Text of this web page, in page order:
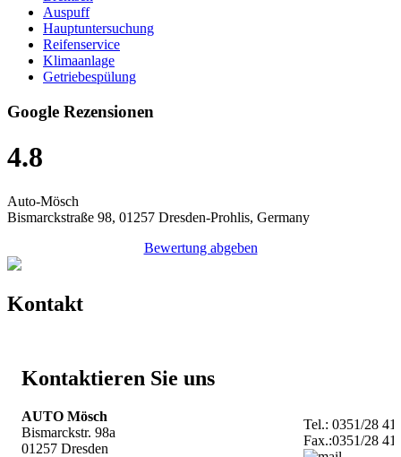
Auspuff
Hauptuntersuchung
Reifenservice
Klimaanlage
Getriebespülung
Google Rezensionen
4.8
Auto-Mösch
Bismarckstraße 98, 01257 Dresden-Prohlis, Germany
Bewertung abgeben
Kontakt
Kontaktieren Sie uns
AUTO Mösch
Bismarckstr. 98a
01257 Dresden
Tel.: 0351/28 41
Fax.:0351/28 41